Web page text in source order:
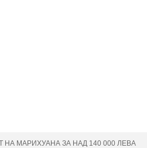
МАРИХУАНА ЗА НАД 140 000 ЛЕВА